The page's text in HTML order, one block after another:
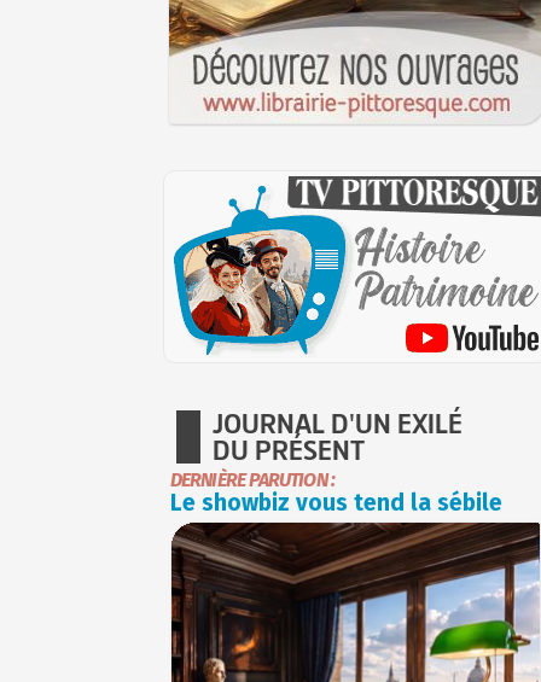
JOURNAL D'UN EXILÉ
DU PRÉSENT
DERNIÈRE PARUTION :
Le showbiz vous tend la sébile